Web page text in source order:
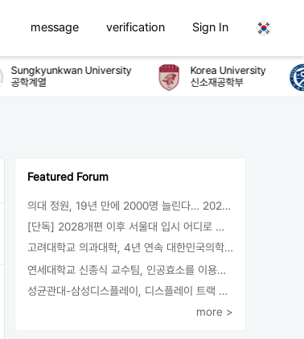
message verification Sign In
Sungkyunkwan University
공학계열
Korea University
신소재공학부
Featured Forum
의대 정원, 19년 만에 2000명 늘린다… 2025년 입시부터 적용
[단독] 2028개편 이후 서울대 입시 어디로 갈까.. ‘정시40% 폐지 추진’
고려대학교 의과대학, 4년 연속 대한민국의학한림원 정회원 최다 배출 外
연세대학교 신종식 교수팀, 인공효소를 이용한 아민의 키랄전환 세계 최초로 성공
성균관대-삼성디스플레이, 디스플레이 트랙 운영 협약 체결
more >